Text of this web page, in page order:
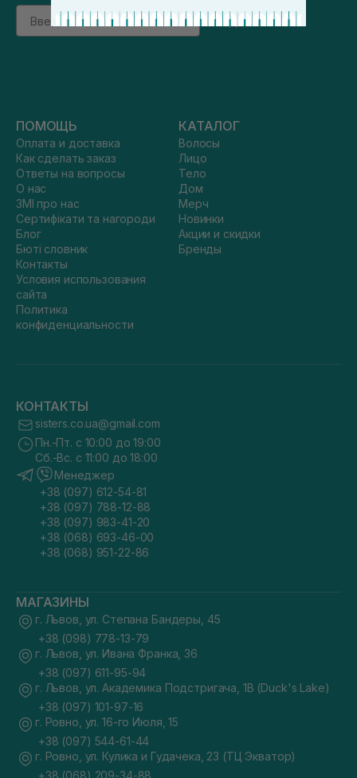
Email
підписатись
ПОМОЩЬ
Оплата и доставка
Как сделать заказ
Ответы на вопросы
О нас
ЗМІ про нас
Сертифікати та нагороди
Блог
Бюті словник
Контакты
Условия использования
сайта
Политика
конфиденциальности
КАТАЛОГ
Волосы
Лицо
Тело
Дом
Мерч
Новинки
Акции и скидки
Бренды
КОНТАКТЫ
sisters.co.ua@gmail.com
Пн.-Пт. с 10:00 до 19:00
Сб.-Вс. с 11:00 до 18:00
Менеджер
+38 (097) 612-54-81
+38 (097) 788-12-88
+38 (097) 983-41-20
+38 (068) 693-46-00
+38 (068) 951-22-86
МАГАЗИНЫ
г. Львов, ул. Степана Бандеры, 45
+38 (098) 778-13-79
г. Львов, ул. Ивана Франка, 36
+38 (097) 611-95-94
г. Львов, ул. Академика Подстригача, 1В (Duck's Lake)
+38 (097) 101-97-16
г. Ровно, ул. 16-го Июля, 15
+38 (097) 544-61-44
г. Ровно, ул. Кулика и Гудачека, 23 (ТЦ Экватор)
+38 (068) 209-34-88